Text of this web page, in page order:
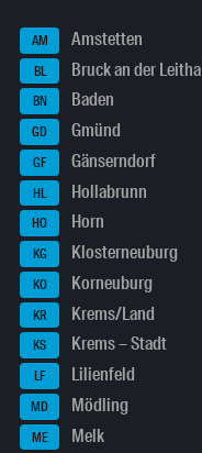
AM Amstetten
BL Bruck an der Leitha
BN Baden
GD Gmünd
GF Gänserndorf
HL Hollabrunn
HO Horn
KG Klosterneuburg
KO Korneuburg
KR Krems/Land
KS Krems – Stadt
LF Lilienfeld
MD Mödling
ME Melk